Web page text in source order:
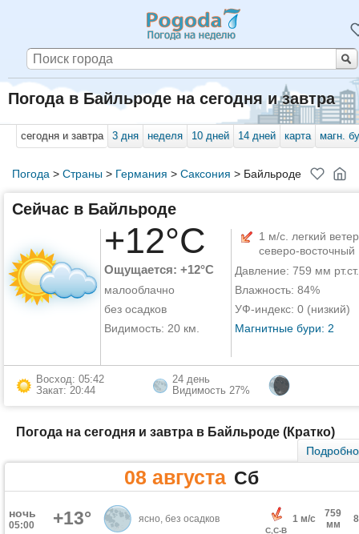
Погода в Байльроде на сегодня и завтра
сегодня и завтра 3 дня неделя 10 дней 14 дней карта магн.
Погода > Страны> Германия > Саксония > Байльроде
Сейчас в Байльроде
+12°C
Ощущается: +12°C
малооблачно
без осадков
Видимость: 20 км.
1 м/с. легкий
северо-восточный
Давление: 759 мм рт.ст.
Влажность: 84%
УФ-индекс: 0 (низкий)
Магнитные бури: 2
Восход: 05:42
Закат: 20:44
24 день
Видимость 27%
Погода на сегодня и завтра в Байльроде (Кратко)
Подробно
08 августа Сб
ночь
05:00 +13° ясно, без осадков
С,С-В
1 м/с
759
мм